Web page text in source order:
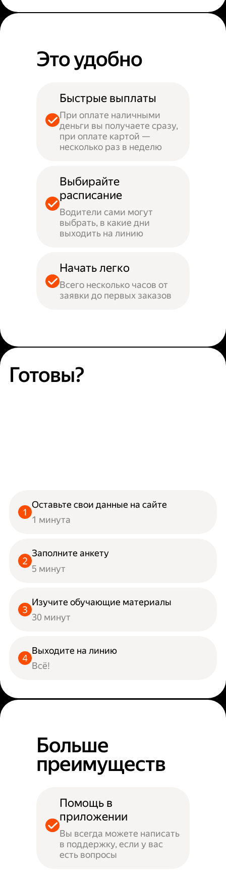
Это удобно
Быстрые выплаты
При оплате наличными
деньги вы получаете сразу,
при оплате картой —
несколько раз в неделю
Выбирайте
расписание
Водители сами могут
выбрать, в какие дни
выходить на линию
Начать легко
Всего несколько часов от
заявки до первых заказов
Готовы?
Оставьте свои данные на сайте
1 минута
Заполните анкету
5 минут
Изучите обучающие материалы
30 минут
Выходите на линию
Всё!
Больше
преимуществ
Помощь в
приложении
Вы всегда можете написать
в поддержку, если у вас
есть вопросы